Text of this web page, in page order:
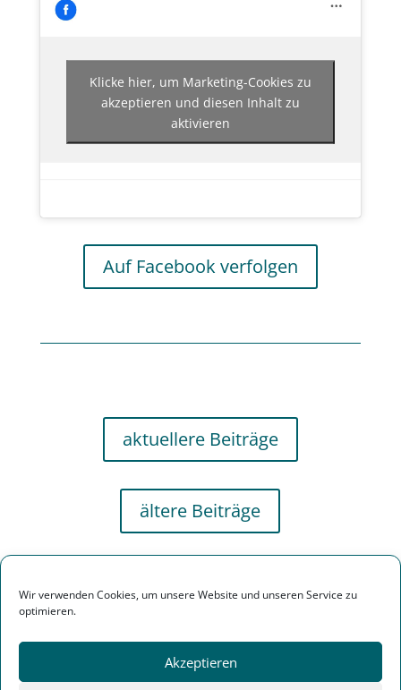
Wir verwenden Cookies, um unsere Website und unseren Service zu
optimieren.
Akzeptieren
Klicke hier, um Marketing-Cookies zu
akzeptieren und diesen Inhalt zu
aktivieren
Auf Facebook verfolgen
aktuellere Beiträge
ältere Beiträge